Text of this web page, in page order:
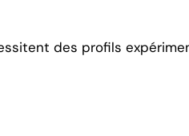
des profils